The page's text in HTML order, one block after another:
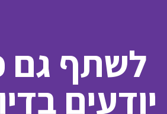
לשתף גם
יודעים